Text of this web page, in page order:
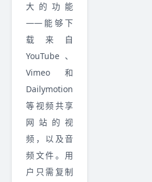
大的功能
——能够下
载来自
YouTube、
Vimeo和
Dailymotion
等视频共享
网站的视
频，以及音
频文件。用
户只需复制